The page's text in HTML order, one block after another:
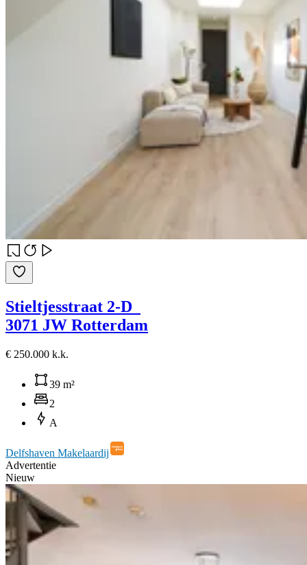
Stieltjesstraat 2-D
3071 JW Rotterdam
€ 250.000 k.k.
39 m²
2
A
Delfshaven Makelaardij
Advertentie
Nieuw